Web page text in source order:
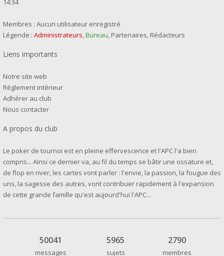
14:34
Membres : Aucun utilisateur enregistré
Légende : Administrateurs,Bureau, Partenaires, Rédacteurs
Liens importants
Notre site web
Réglement intérieur
Adhérer au club
Nous contacter
A propos du club
Le poker de tournoi est en pleine effervescence et l'APC l'a bien
compris... Ainsi ce dernier va, au fil du temps se bâtir une ossature et,
de flop en river, les cartes vont parler : l'envie, la passion, la fougue des
uns, la sagesse des autres, vont contribuer rapidement à l'expansion
de cette grande famille qu'est aujourd'hui l'APC...
50041
messages
5965
sujets
2790
membres